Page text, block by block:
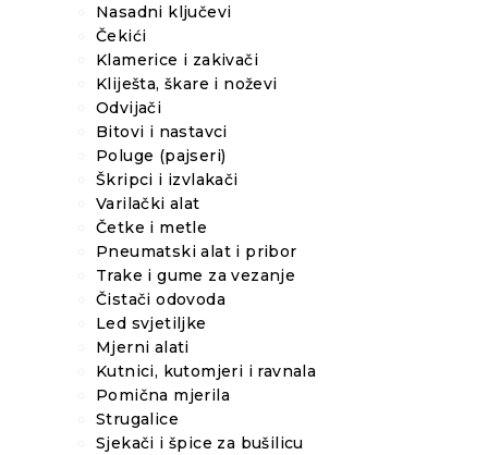
Nasadni ključevi
Čekići
Klamerice i zakivači
Kliješta, škare i noževi
Odvijači
Bitovi i nastavci
Poluge (pajseri)
Škripci i izvlakači
Varilački alat
Četke i metle
Pneumatski alat i pribor
Trake i gume za vezanje
Čistači odovoda
Led svjetiljke
Mjerni alati
Kutnici, kutomjeri i ravnala
Pomična mjerila
Strugalice
Sjekači i špice za bušilicu